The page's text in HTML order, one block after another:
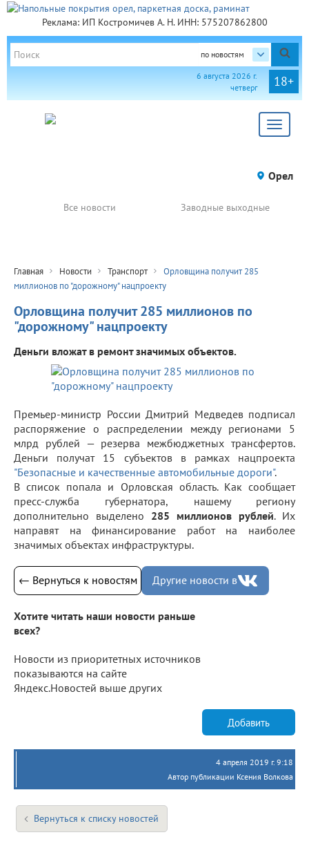
Реклама: ИП Костромичев А. Н. ИНН: 575207862800
по новостям
18+
6 августа 2026 г.
четверг
Toggle
Орел
Все новости Заводные выходные
Главная Новости Транспорт
Орловщина получит 285
миллионов по "дорожному" нацпроекту
Орловщина получит 285 миллионов по
"дорожному" нацпроекту
Деньги вложат в ремонт значимых объектов.
Премьер-министр России Дмитрий Медведев подписал
распоряжение о распределении между регионами 5
млрд рублей — резерва межбюджетных трансфертов.
Деньги получат 15 субъектов в рамках нацпроекта
"Безопасные и качественные автомобильные дороги".
В список попала и Орловская область. Как сообщает
пресс-служба губернатора, нашему региону
дополнительно выделено 285 миллионов рублей. Их
направят на финансирование работ на наиболее
значимых объектах инфраструктуры.
← Вернуться к новостям Другие новости в
Хотите читать наши новости раньше
всех?
Новости из приоритетных источников
показываются на сайте
Яндекс.Новостей выше других
Добавить
4 апреля 2019 г. 9:18
Автор публикации Ксения Волкова
Вернуться к списку новостей